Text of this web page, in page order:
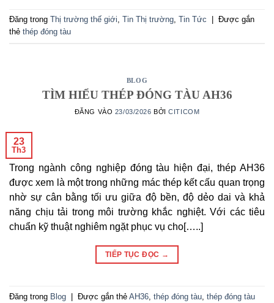
Đăng trong Thị trường thế giới, Tin Thị trường, Tin Tức
Được gắn
thẻ thép đóng tàu
BLOG
TÌM HIỂU THÉP ĐÓNG TÀU AH36
ĐĂNG VÀO 23/03/2026 BỞICITICOM
23
Th3
Trong ngành công nghiệp đóng tàu hiện đại, thép AH36
được xem là một trong những mác thép kết cấu quan trọng
nhờ sự cân bằng tối ưu giữa độ bền, độ dẻo dai và khả
năng chịu tải trong môi trường khắc nghiệt. Với các tiêu
chuẩn kỹ thuật nghiêm ngặt phục vụ cho[…..]
TIẾP TỤC ĐỌC →
Đăng trong Blog | Được gắn thẻ AH36 thép đóng tàu thép đóng tàu